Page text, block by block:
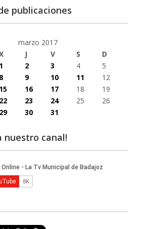
publicaciones
marzo 2017
J V S
D
1
2 3 4
5
8 9 10 11
12
15 16 17 18
19
22 23 24 25
26
29 30
31
nuestro canal!